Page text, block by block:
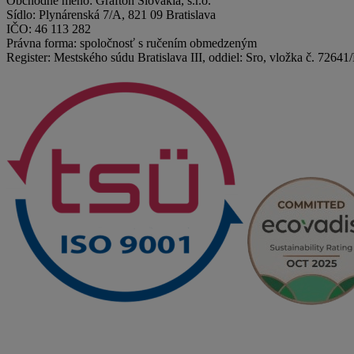
Sídlo: Plynárenská 7/A, 821 09 Bratislava
IČO: 46 113 282
Právna forma: spoločnosť s ručením obmedzeným
Register: Mestského súdu Bratislava III, oddiel: Sro, vložka č.